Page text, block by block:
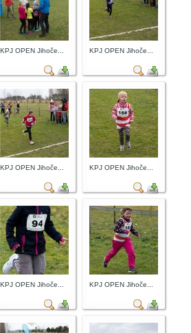
KPJ OPEN Jihoče... KPJ OPEN Jihoče...
KPJ OPEN Jihoče... KPJ OPEN Jihoče...
KPJ OPEN Jihoče... KPJ OPEN Jihoče...